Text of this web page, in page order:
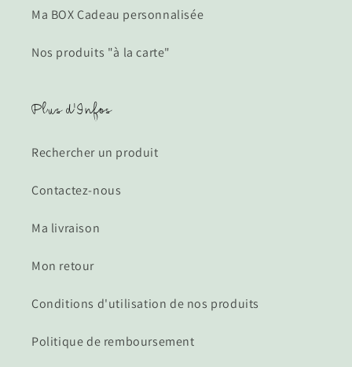
Ma BOX Cadeau personnalisée
Nos produits "à la carte"
Plus d'Infos
Rechercher un produit
Contactez-nous
Ma livraison
Mon retour
Conditions d'utilisation de nos produits
Politique de remboursement